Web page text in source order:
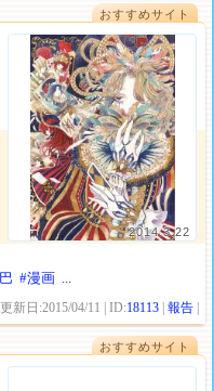
おすすめサイト
2014.3.22
#漫画 ...
| 更新日:2015/04/11 | ID:18113 |報告
おすすめサイト